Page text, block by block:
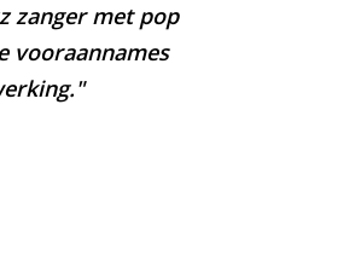
zanger met pop
vooraannames